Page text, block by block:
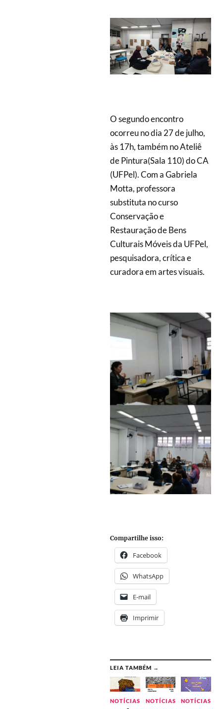
O segundo encontro
ocorreu no dia 27 de julho,
às 17h, também no Ateliê
de Pintura(Sala 110) do CA
(UFPel). Com a Gabriela
Motta, professora
substituta no curso
Conservação e
Restauração de Bens
Culturais Móveis da UFPel,
pesquisadora, crítica e
curadora em artes visuais.
Compartilhe isso:
Facebook
WhatsApp
E-mail
Imprimir
LEIA TAMBÉM →
NOTÍCIAS NOTÍCIAS NOTÍCIAS